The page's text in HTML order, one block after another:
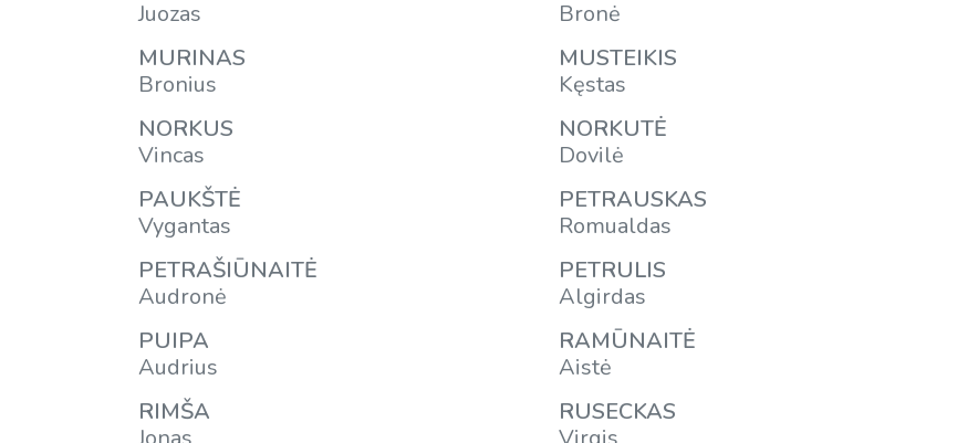
Juozas
Bronė
MURINAS
Bronius
MUSTEIKIS
Kęstas
NORKUS
Vincas
NORKUTĖ
Dovilė
PAUKŠTĖ
Vygantas
PETRAUSKAS
Romualdas
PETRAŠIŪNAITĖ
Audronė
PETRULIS
Algirdas
PUIPA
Audrius
RAMŪNAITĖ
Aistė
RIMŠA
RUSECKAS